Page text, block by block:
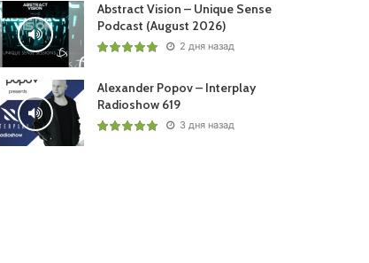
Abstract Vision – Unique Sense
Podcast (August 2026)
2 дня назад
Alexander Popov – Interplay
Radioshow 619
3 дня назад